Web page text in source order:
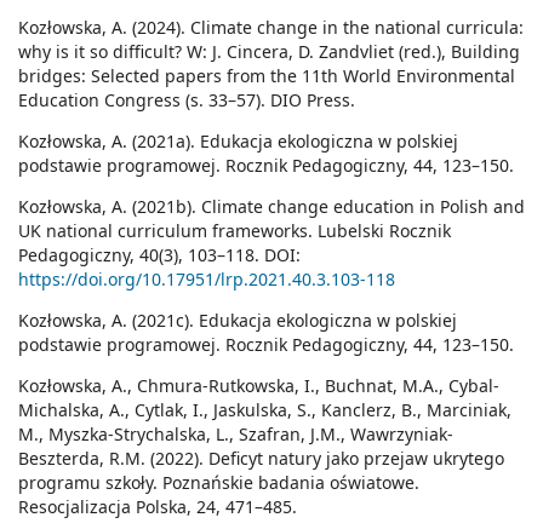
Kozłowska, A. (2024). Climate change in the national curricula:
why is it so difficult? W: J. Cincera, D. Zandvliet (red.), Building
bridges: Selected papers from the 11th World Environmental
Education Congress (s. 33–57). DIO Press.
Kozłowska, A. (2021a). Edukacja ekologiczna w polskiej
podstawie programowej. Rocznik Pedagogiczny, 44, 123–150.
Kozłowska, A. (2021b). Climate change education in Polish and
UK national curriculum frameworks. Lubelski Rocznik
Pedagogiczny, 40(3), 103–118. DOI:
https://doi.org/10.17951/lrp.2021.40.3.103-118
Kozłowska, A. (2021c). Edukacja ekologiczna w polskiej
podstawie programowej. Rocznik Pedagogiczny, 44, 123–150.
Kozłowska, A., Chmura-Rutkowska, I., Buchnat, M.A., Cybal-
Michalska, A., Cytlak, I., Jaskulska, S., Kanclerz, B., Marciniak,
M., Myszka-Strychalska, L., Szafran, J.M., Wawrzyniak-
Beszterda, R.M. (2022). Deficyt natury jako przejaw ukrytego
programu szkoły. Poznańskie badania oświatowe.
Resocjalizacja Polska, 24, 471–485.